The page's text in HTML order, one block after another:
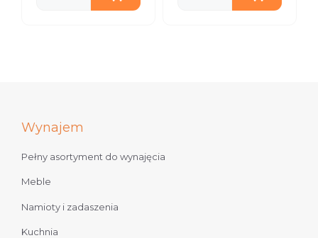
Wynajem
Pełny asortyment do wynajęcia
Meble
Namioty i zadaszenia
Kuchnia